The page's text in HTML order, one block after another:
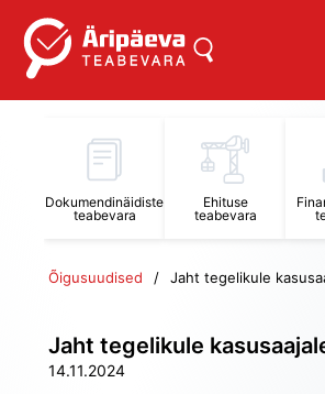
Dokumendinäidiste
teabevara
Ehituse
teabevara
Õigusuudised Jaht tegelikule
Jaht tegelikule
14.11.2024